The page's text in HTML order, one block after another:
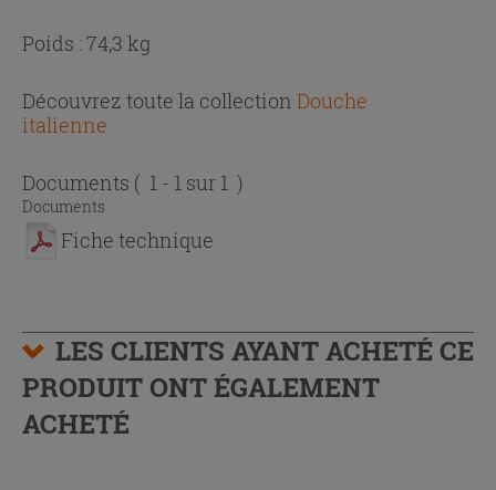
Poids : 74,3 kg
Découvrez toute la collection Douche
italienne
Documents ( 1 - 1 sur 1 )
Documents
Fiche technique
LES CLIENTS AYANT ACHETÉ CE
PRODUIT ONT ÉGALEMENT
ACHETÉ